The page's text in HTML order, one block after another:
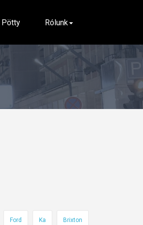
Pötty Rólunk
Ford Ka Brixton